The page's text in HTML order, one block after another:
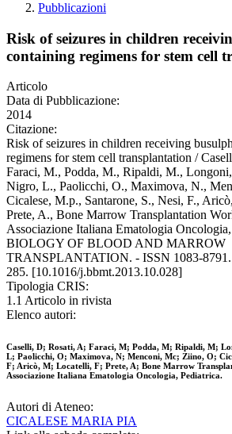
Pubblicazioni
Risk of seizures in children
containing regimens for stem cell
Articolo
Data di Pubblicazione:
2014
Citazione:
Risk of seizures in children receiving
regimens for stem cell transplantation /
Faraci, M., Podda, M., Ripaldi, M.,
Nigro, L., Paolicchi, O., Maximova, N.,
Cicalese, M.p., Santarone, S., Nesi, F.,
Prete, A., Bone Marrow Transplantation
Associazione Italiana Ematologia
BIOLOGY OF BLOOD AND MARROW
TRANSPLANTATION. - ISSN 1083-8791.
285. [10.1016/j.bbmt.2013.10.028]
Tipologia CRIS:
1.1 Articolo in rivista
Elenco autori:
Caselli, D; Rosati, A; Faraci, M; Podda, M; Ripaldi, M;
L; Paolicchi, O; Maximova, N; Menconi, Mc; Ziino, O;
F; Aricò, M; Locatelli, F; Prete, A; Bone Marrow
Associazione Italiana Ematologia Oncologia, Pediatrica.
Autori di Ateneo:
CICALESE MARIA PIA